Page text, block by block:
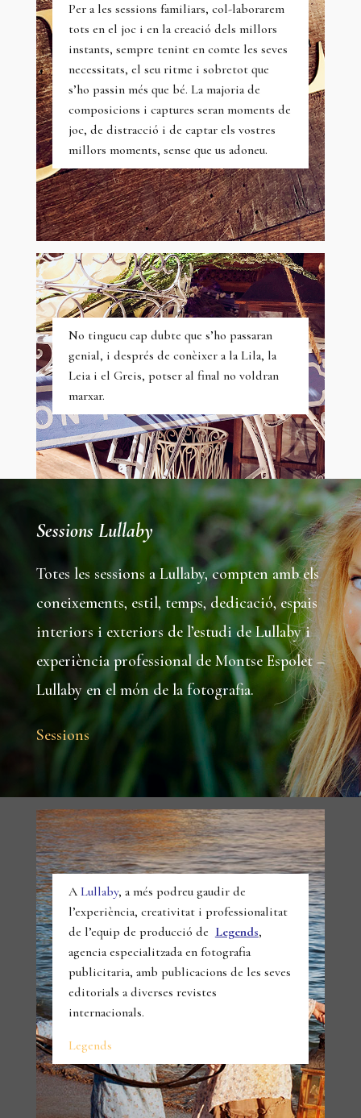
Per a les sessions familiars, col-laborarem
tots en el joc i en la creació dels millors
instants, sempre tenint en comte les seves
necessitats, el seu ritme i sobretot que
s’ho passin més que bé. La majoria de
composicions i captures seran moments de
joc, de distracció i de captar els vostres
millors moments, sense que us adoneu.
No tingueu cap dubte que s’ho passaran
genial, i després de conèixer a la Lila, la
Leia i el Greis, potser al final no voldran
marxar.
Sessions Lullaby
Totes les sessions a Lullaby, compten amb els
coneixements, estil, temps, dedicació, espais
interiors i exteriors de l’estudi de Lullaby i
experiència professional de Montse Espolet –
Lullaby en el món de la fotografia.
Sessions
A Lullaby, a més podreu gaudir de
l’experiència, creativitat i professionalitat
de l’equip de producció de Legends,
agencia especialitzada en fotografia
publicitaria, amb publicacions de les seves
editorials a diverses revistes
internacionals.
Legends